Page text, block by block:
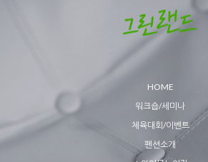
HOME
워크숍/세미나
체육대회/이벤트
펜션소개